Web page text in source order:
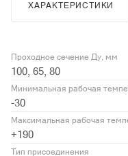
ХАРАКТЕРИСТИКИ
Проходное сечение Ду, мм
100, 65, 80
Минимальная рабочая
-30
Максимальная рабочая
+190
Тип присоединения